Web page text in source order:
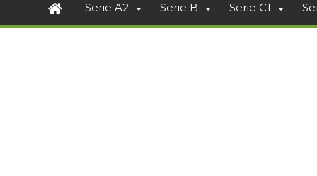
Serie A2 Serie B Serie C1